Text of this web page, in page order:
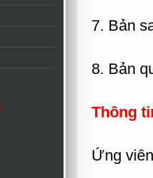
7. Bản
8. Bản
Thông
Ứng